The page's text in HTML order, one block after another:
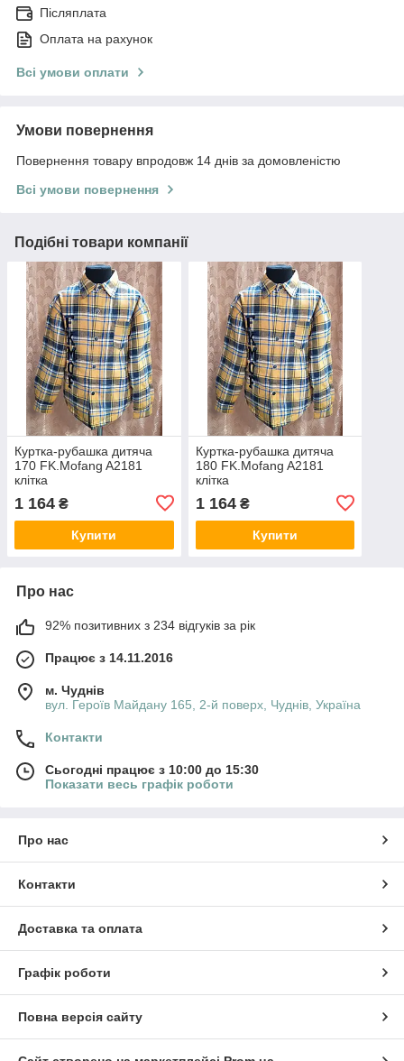
Післяплата
Оплата на рахунок
Всі умови оплати
Умови повернення
Повернення товару впродовж 14 днів за домовленістю
Всі умови повернення
Подібні товари компанії
Куртка-рубашка дитяча
170 FK.Mofang A2181
клітка
1 164 ₴
Купити
Куртка-рубашка дитяча
180 FK.Mofang A2181
клітка
1 164₴
Купити
Про нас
92% позитивних з 234 відгуків за рік
Працює з 14.11.2016
м. Чуднів
вул. Героїв Майдану 165, 2-й поверх, Чуднів, Україна
Контакти
Сьогодні працює з 10:00 до 15:30
Показати весь графік роботи
Про нас
Контакти
Доставка та оплата
Графік роботи
Повна версія сайту